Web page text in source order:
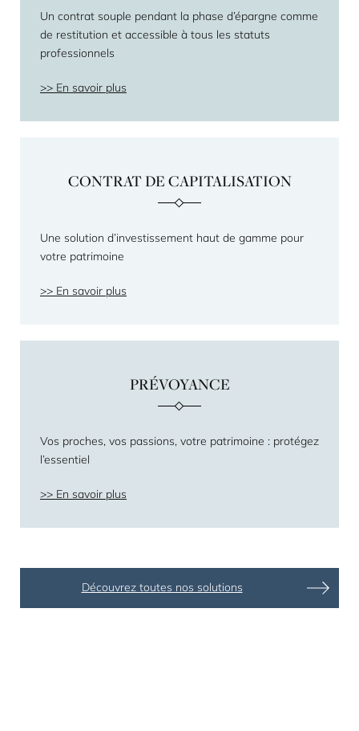
Un contrat souple pendant la phase d’épargne comme
de restitution et accessible à tous les statuts
professionnels
En savoir plus
CONTRAT DE CAPITALISATION
Une solution d’investissement haut de gamme pour
votre patrimoine
En savoir plus
PRÉVOYANCE
Vos proches, vos passions, votre patrimoine : protégez
l’essentiel
En savoir plus
Découvrez toutes nos solutions